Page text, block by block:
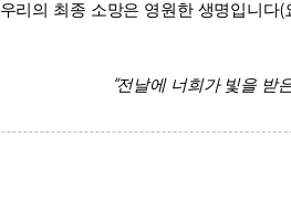
우리의 최종 소망은 영원한 생명입니다(
“전날에 너희가 빛을 받